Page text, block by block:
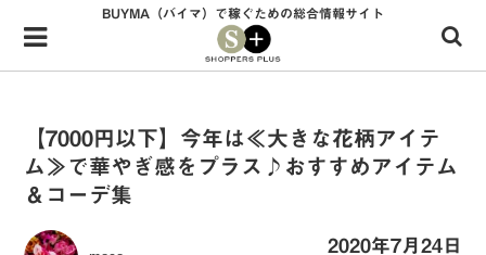
Menu
HOME
34歳独身OLバイマ実践記
BUYMA（バイマ）で稼ぐための総合情報サイト
【7000円以下】今年は≪大きな花柄アイテ
ム≫で華やぎ感をプラス♪おすすめアイテム
＆コーデ集
2020年7月24日